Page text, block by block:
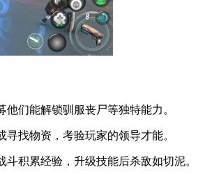
们能解锁驯服丧尸等独特能力。
找物资，考验玩家的领导才能。
积累经验，升级技能后杀敌如切泥。